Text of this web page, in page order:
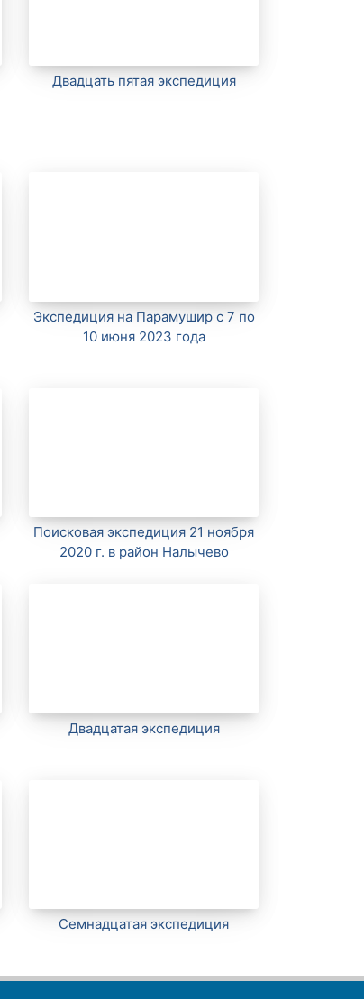
Двадцать пятая экспедиция
Экспедиция на Парамушир с 7 по
10 июня 2023 года
Поисковая экспедиция 21 ноября
2020 г. в район Налычево
Двадцатая экспедиция
Семнадцатая экспедиция